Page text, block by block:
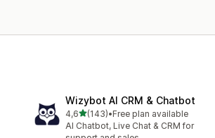
Wizybot AI CRM & Chatbot
4,6stelle su 5
(143)
143 recensioni totali
•Free plan available
AI Chatbot, Live Chat & CRM for